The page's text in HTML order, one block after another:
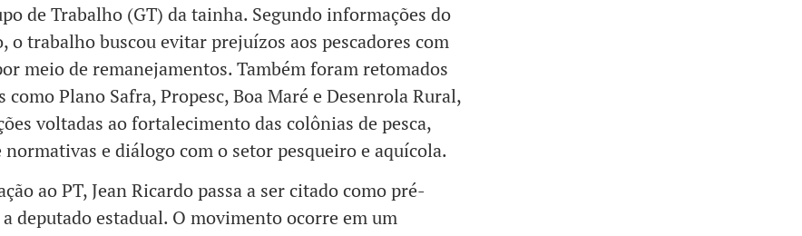
de Trabalho (GT) da tainha. Segundo informações do
o trabalho buscou evitar prejuízos aos pescadores com
meio de remanejamentos. Também foram retomados
como Plano Safra, Propesc, Boa Maré e Desenrola Rural,
voltadas ao fortalecimento das colônias de pesca,
normativas e diálogo com o setor pesqueiro e aquícola.
ao PT, Jean Ricardo passa a ser citado como pré-
deputado estadual. O movimento ocorre em um